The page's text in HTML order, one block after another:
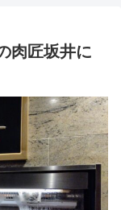
肉匠坂井に